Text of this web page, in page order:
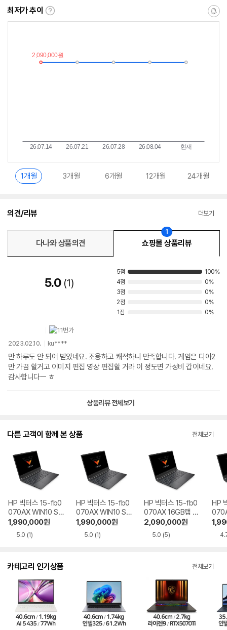
최저가 추이
최
이
란?
알
1개월 3개월 6개월 12개월 24개월
의견/리뷰 더보기
다나와 상품의견 쇼핑몰 상품리뷰
1
5.0 1
5점
100%
4점
0%
3점
0%
2점
0%
1점
0%
2023.02.10. ku****
만 하루도 안 되어 받았네요. 조용하고 쾌적하니 만족합니다. 게임은 디아2
만 가끔 할거고 이미지 편집 영상 편집할 거라 이 정도면 가성비 갑이네요.
감사합니다ㅡ ㅎ
상품리뷰 전체보기
다른 고객이 함께 본 상품 전체보기
HP 빅터스 15-fb0
070AX WIN10 SS
D 500GB
1,990,000원
5.0 (1)
HP 빅터스 15-fb0
070AX WIN10 SS
D 1TB
1,990,000원
5.0 (1)
HP 빅터스 15-fb0
070AX 16GB램 S
SD 1TB
2,090,000원
5.0 (5)
HP
카테고리 인기상품 전체보기